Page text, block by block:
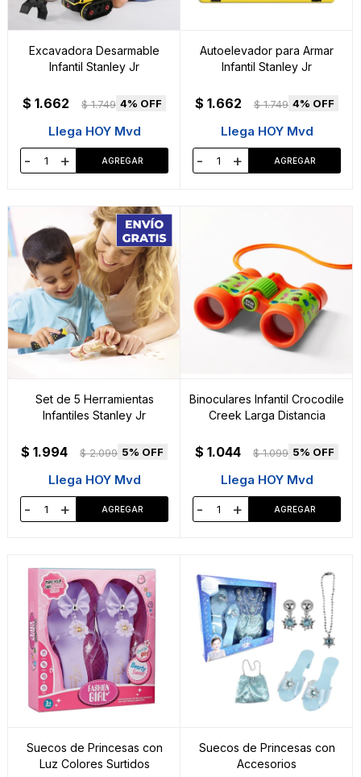
Excavadora Desarmable
Infantil Stanley Jr
$ 1.662 $ 1.749 4
Llega HOY Mvd
- +
Autoelevador para Armar
Infantil Stanley Jr
$ 1.662 $ 1.749 4
Llega HOY Mvd
- +
Set de 5 Herramientas
Infantiles Stanley Jr
$ 1.994 $ 2.099 5
Llega HOY Mvd
- +
Binoculares Infantil Crocodile
Creek Larga Distancia
$ 1.044 $ 1.099 5
Llega HOY Mvd
- +
Suecos de Princesas con
Luz Colores Surtidos
Suecos de Princesas con
Accesorios